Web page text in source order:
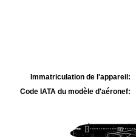
Immatriculation de l'appareil:
Code IATA du modèle d'aéronef: